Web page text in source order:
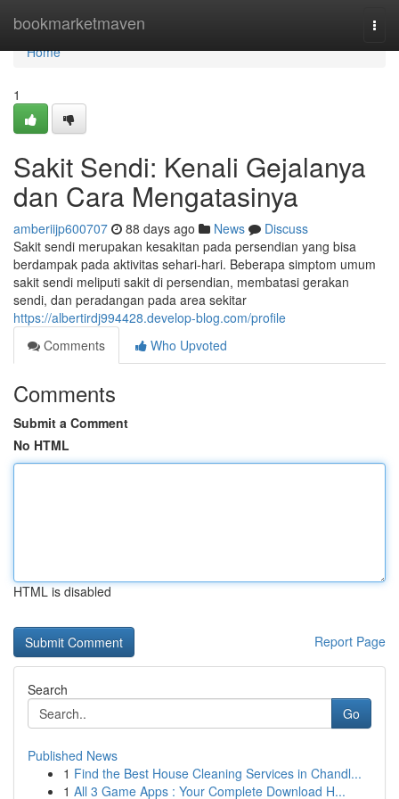
bookmarketmaven
Home
Home
1
Sakit Sendi: Kenali Gejalanya
dan Cara Mengatasinya
amberiijp600707 88 days ago News
Discuss
Sakit sendi merupakan kesakitan pada persendian yang bisa
berdampak pada aktivitas sehari-hari. Beberapa simptom umum
sakit sendi meliputi sakit di persendian, membatasi gerakan
sendi, dan peradangan pada area sekitar
https://albertirdj994428.develop-blog.com/profile
Comments
Who Upvoted
Comments
Submit a Comment
No HTML
HTML is disabled
Report Page
Search
Go
Published News
1 Find the Best House Cleaning Services in Chandl...
1 All 3 Game Apps : Your Complete Download H...